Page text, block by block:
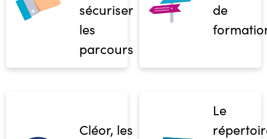
sécuriser
les
parcours
de
Cléor, les
Le